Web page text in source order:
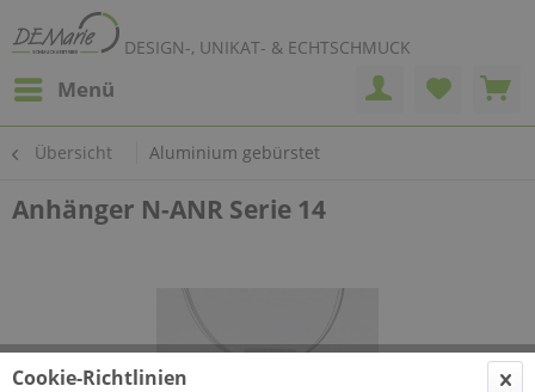
DESIGN-, UNIKAT- & ECHTSCHMUCK
Menü
Übersicht Aluminium gebürstet
Anhänger N-ANR Serie 14
Cookie-Richtlinien